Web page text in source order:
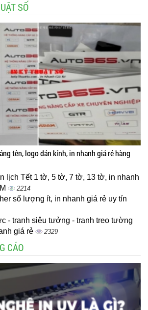
SỐ
tên, logo dán kính, in nhanh giá rẻ hàng
lịch Tết 1 tờ, 5 tờ, 7 tờ, 13 tờ, in nhanh
2214
số lượng ít, in nhanh giá rẻ uy tín
- tranh siêu tưởng - tranh treo tường
giá rẻ
2329
CÁO